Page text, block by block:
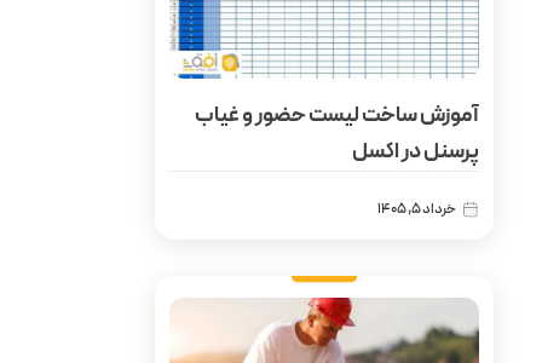
آموزش ساخت لیست حضور و غیاب
پرسنل در اکسل
خرداد 5, 1405